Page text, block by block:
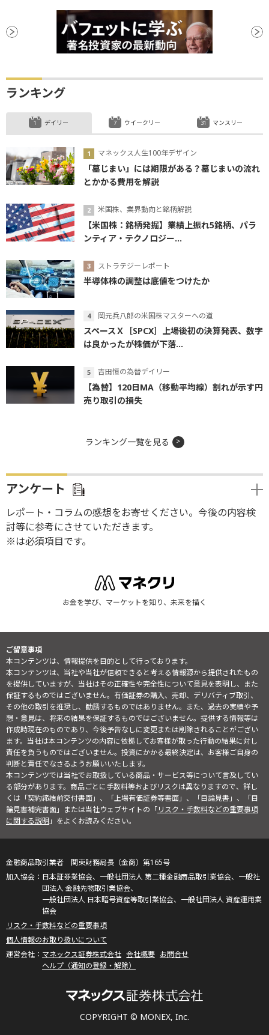
ランキング
デイリー
マネックス人生100年デザイン
「墓じまい」には期限がある？墓じまいの流れ
とかかる費用を解説
米国株、業界動向と銘柄解説
【米国株：銘柄発掘】業績上振れ5銘柄、パラ
ンティア・テクノロジー...
ストラテジーレポート
半導体株の調整は底値をつけたか
岡元兵八郎の米国株マスターへの道
スペースＸ［SPCX］上場後初の決算発表、数字
は良かったが株価が下落...
吉田恒の為替デイリー
【為替】120日MA（移動平均線）割れが示す円
売り取引の損失
ウイークリー マンスリー
ランキング一覧を見る
アンケート
レポート・コラムの感想をお寄せください。今後の内容検
討等に参考にさせていただきます。
※は必須項目です。
お金を学び、マーケットを知り、未来を描く
ご留意事項
本コンテンツは、情報提供を目的として行っております。
本コンテンツは、当社や当社が信頼できると考える情報源から提供されたもの
を提供していますが、当社はその正確性や完全性について意見を表明し、また
保証するものではございません。有価証券の購入、売却、デリバティブ取引、
その他の取引を推奨し、勧誘するものではありません。また、過去の実績や予
想・意見は、将来の結果を保証するものではございません。提供する情報等は
作成時現在のものであり、今後予告なしに変更または削除されることがござい
ます。当社は本コンテンツの内容に依拠してお客様が取った行動の結果に対し
責任を負うものではございません。投資にかかる最終決定は、お客様ご自身の
判断と責任でなさるようお願いいたします。
本コンテンツでは当社でお取扱している商品・サービス等について言及してい
る部分があります。商品ごとに手数料等およびリスクは異なりますので、詳し
くは「契約締結前交付書面」、「上場有価証券等書面」、「目論見書」、「目
論見書補完書面」または当社ウェブサイトの「リスク・手数料などの重要事項
に関する説明」をよくお読みください。
COPYRIGHT © MONEX, Inc.
金融商品取引業者 関東財務局長（金商）第165号
日本証券業協会、一般社団法人 第二種金融商品取引業協会、一般社
団法人 金融先物取引業協会、
一般社団法人 日本暗号資産等取引業協会、一般社団法人 資産運用業
協会
リスク・手数料などの重要事項
個人情報のお取り扱いについて
マネックス証券株式会社 会社概要 お問合せ
ヘルプ（通知の登録・解除）